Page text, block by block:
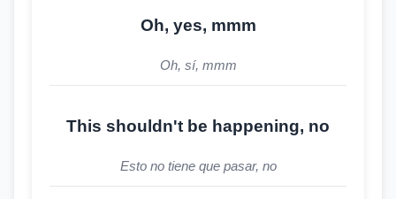
Oh, yes, mmm
Oh, sí, mmm
This shouldn't be happening, no
Esto no tiene que pasar, no